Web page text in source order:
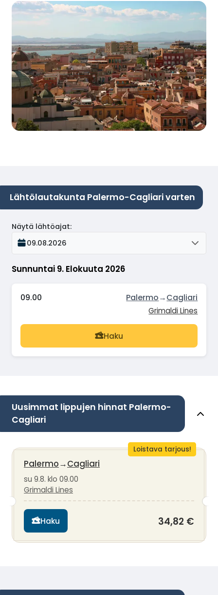
Lähtölautakunta Palermo-Cagliari varten
Sunnuntai 9. Elokuuta 2026
Näytä lähtöajat:
09.08.2026
09.00 Palermo→Cagliari
Grimaldi Lines
Haku
Uusimmat lippujen hinnat Palermo-
Cagliari
Loistava tarjous!
Palermo→Cagliari
su 9.8. klo 09.00
Grimaldi Lines
Haku 34,82 €